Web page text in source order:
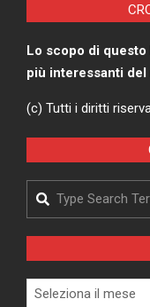
Lo scopo di
più interessanti
(c) Tutti i diritti
Search
Archivi